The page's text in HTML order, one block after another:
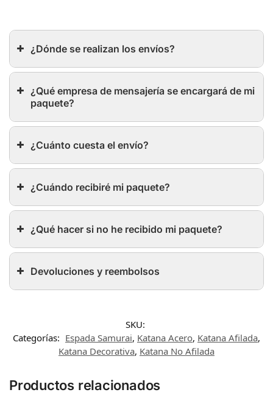
¿Dónde se realizan los envíos?
¿Qué empresa de mensajería se encargará de mi
paquete?
¿Cuánto cuesta el envío?
¿Cuándo recibiré mi paquete?
¿Qué hacer si no he recibido mi paquete?
Devoluciones y reembolsos
SKU:
Categorías: Espada Samurai, Katana Acero, Katana Afilada,
Katana Decorativa, Katana No Afilada
Productos relacionados